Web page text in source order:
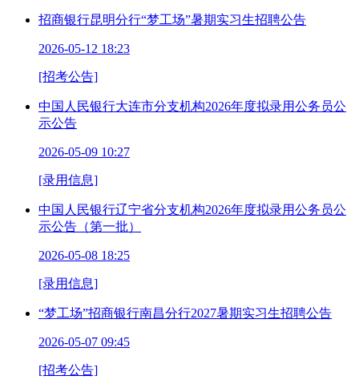
招商银行昆明分行“梦工场”暑期实习生招聘公告
2026-05-12 18:23
[招考公告]
中国人民银行大连市分支机构2026年度拟录用公务员公
示公告
2026-05-09 10:27
[录用信息]
中国人民银行辽宁省分支机构2026年度拟录用公务员公
示公告（第一批）
2026-05-08 18:25
[录用信息]
“梦工场”招商银行南昌分行2027暑期实习生招聘公告
2026-05-07 09:45
[招考公告]